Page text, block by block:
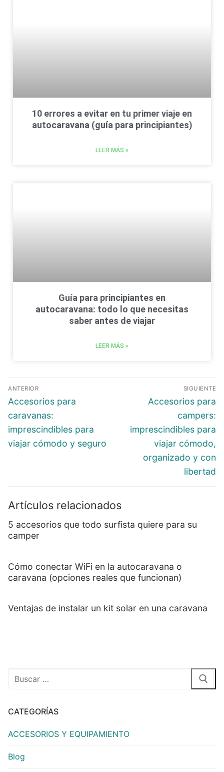
10 errores a evitar en tu primer viaje en
autocaravana (guía para principiantes)
LEER MÁS »
Guía para principiantes en
autocaravana: todo lo que necesitas
saber antes de viajar
LEER MÁS »
ANTERIOR
Accesorios para
caravanas:
imprescindibles para
viajar cómodo y seguro
SIGUIENTE
Accesorios para
campers:
imprescindibles para
viajar cómodo,
organizado y con
libertad
Artículos relacionados
5 accesorios que todo surfista quiere para su
camper
Cómo conectar WiFi en la autocaravana o
caravana (opciones reales que funcionan)
Ventajas de instalar un kit solar en una caravana
CATEGORÍAS
ACCESORIOS Y EQUIPAMIENTO
Blog